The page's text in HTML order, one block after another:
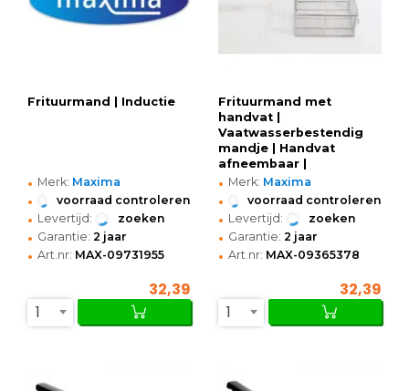
Frituurmand | Inductie
• Merk: Maxima
• voorraad controleren
• Levertijd: zoeken
• Garantie: 2 jaar
• Art.nr: MAX-09731955
32,39
1
Frituurmand met
handvat |
Vaatwasserbestendig
mandje | Handvat
afneembaar |
255x235x120(h)mm
• Merk: Maxima
• voorraad controleren
• Levertijd: zoeken
• Garantie: 2 jaar
• Art.nr: MAX-09365378
32,39
1